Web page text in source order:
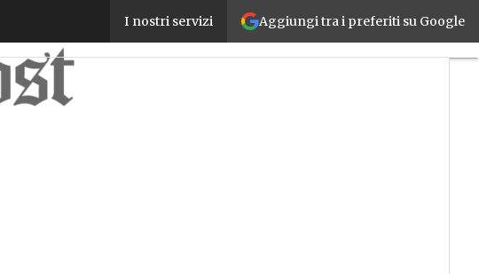
Aggiungi tra i preferiti su Google
I nostri servizi
Le sfide del Manufacturing nel Pharma: l’approccio